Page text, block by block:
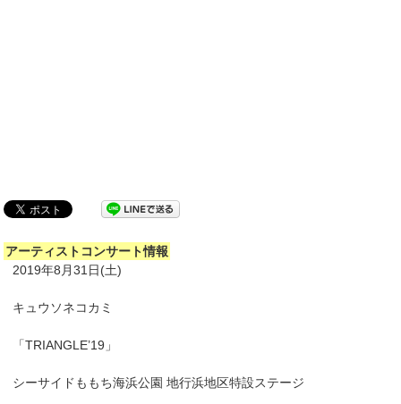
アーティストコンサート情報
2019年8月31日(土)
キュウソネコカミ
「TRIANGLE’19」
シーサイドももち海浜公園 地行浜地区特設ステージ